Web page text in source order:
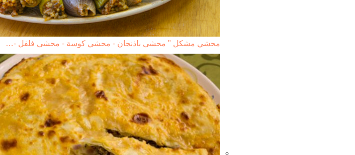
محشي مشكل " محشي باذنجان - محشي كوسة - محشي فلفل -…